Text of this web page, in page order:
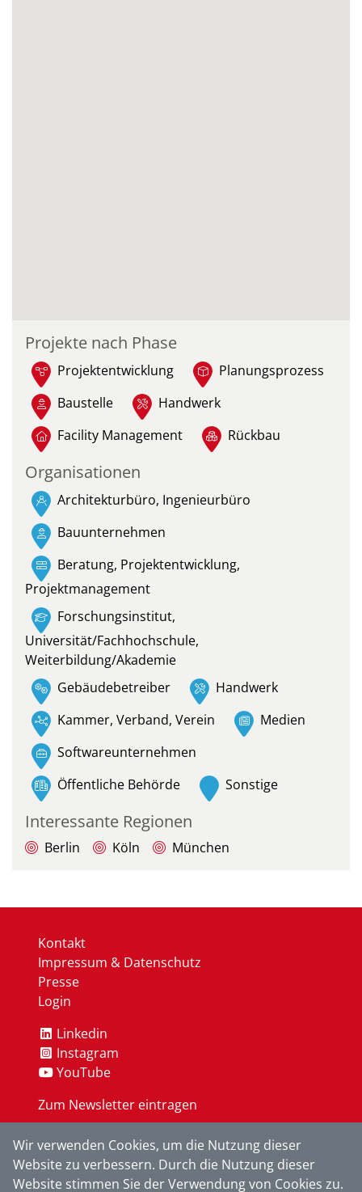
Projekte nach Phase
Projektentwicklung
Planungsprozess
Baustelle
Handwerk
Facility Management
Rückbau
Organisationen
Architekturbüro, Ingenieurbüro
Bauunternehmen
Beratung, Projektentwicklung,
Projektmanagement
Forschungsinstitut,
Universität/Fachhochschule,
Weiterbildung/Akademie
Gebäudebetreiber
Handwerk
Kammer, Verband, Verein
Medien
Softwareunternehmen
Öffentliche Behörde
Sonstige
Interessante Regionen
Berlin Köln München
Kontakt
Impressum & Datenschutz
Presse
Login
Linkedin
Instagram
YouTube
Zum Newsletter eintragen
OK
Wir verwenden Cookies, um die Nutzung dieser
Website zu verbessern. Durch die Nutzung dieser
Website stimmen Sie der Verwendung von Cookies zu.